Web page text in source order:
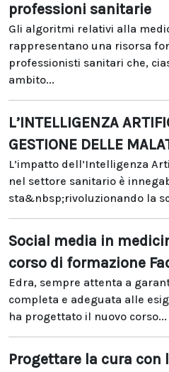
professioni sanitarie
Gli algoritmi relativi alla
rappresentano una risorsa
professionisti sanitari che,
ambito...
L’INTELLIGENZA
GESTIONE DELLE
L’impatto dell’Intelligenza
nel settore sanitario è
sta&nbsp;rivoluzionando la
Social media in
corso di formazione
Edra, sempre attenta a
completa e adeguata alle
ha progettato il nuovo corso...
Progettare la cura con